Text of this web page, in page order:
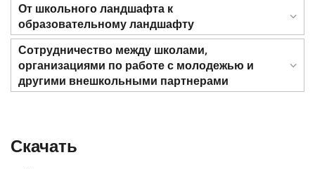
От школьного ландшафта к
образовательному ландшафту
Сотрудничество между школами,
организациями по работе с молодежью и
другими внешкольными партнерами
Скачать